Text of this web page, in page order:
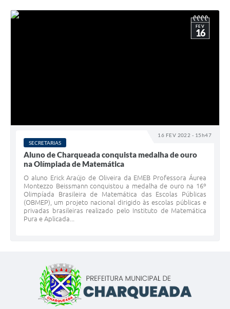
16 FEV 2022 - 15h47
FEV
16
SECRETARIAS
Aluno de Charqueada conquista medalha de ouro
na Olímpiada de Matemática
O aluno Erick Araújo de Oliveira da EMEB Professora Áurea
Montezzo Beissmann conquistou a medalha de ouro na 16º
Olimpíada Brasileira de Matemática das Escolas Públicas
(OBMEP), um projeto nacional dirigido às escolas públicas e
privadas brasileiras realizado pelo Instituto de Matemática
Pura e Aplicada...